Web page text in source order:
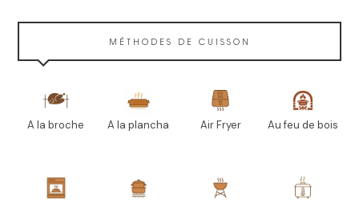
MÉTHODES DE CUISSON
A la broche A la plancha Air Fryer Au feu de bois